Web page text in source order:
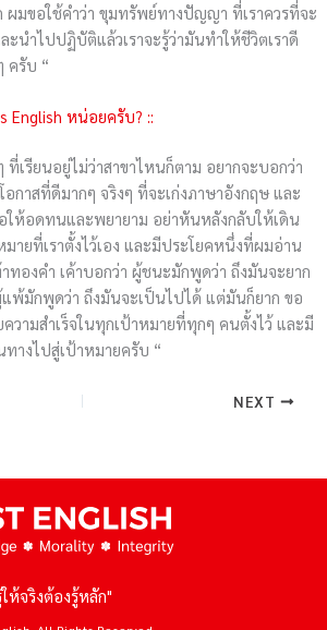
ผมขอใช้คำว่า ขุมทรัพย์ทางปัญญา ที่เราควรที่จะ
ะนำไปปฏิบัติแล้วเราจะรู้ว่ามันทำให้ชีวิตเราดี
ครับ “
English หน่อยครับ? ::
ที่เรียนอยู่ไม่ว่าสาขาไหนก็ตาม อยากจะบอกว่า
กาสที่ดีมากๆ จริงๆ ที่จะเก่งภาษาอังกฤษ และ
ให้อดทนและพยายาม อย่าหันหลังกลับให้เดิน
ายที่เราตั้งไว้เอง และมีประโยคหนึ่งที่ผมอ่าน
าทองคำ เค้าบอกว่า ผู้ชนะมักพูดว่า ถึงมันจะยาก
พ้มักพูดว่า ถึงมันจะเป็นไปได้ แต่มันก็ยาก ขอ
ามสำเร็จในทุกเป้าหมายที่ทุกๆ คนตั้งไว้ และมี
ทางไปสู่เป้าหมายครับ “
NEXT
ห้จริงต้องรู้หลัก"